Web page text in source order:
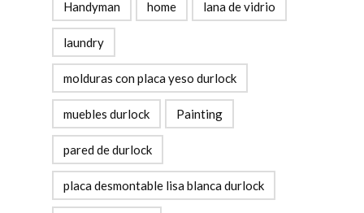
Handyman home lana de vidrio
laundry
molduras con placa yeso durlock
muebles durlock Painting
pared de durlock
placa desmontable lisa blanca durlock